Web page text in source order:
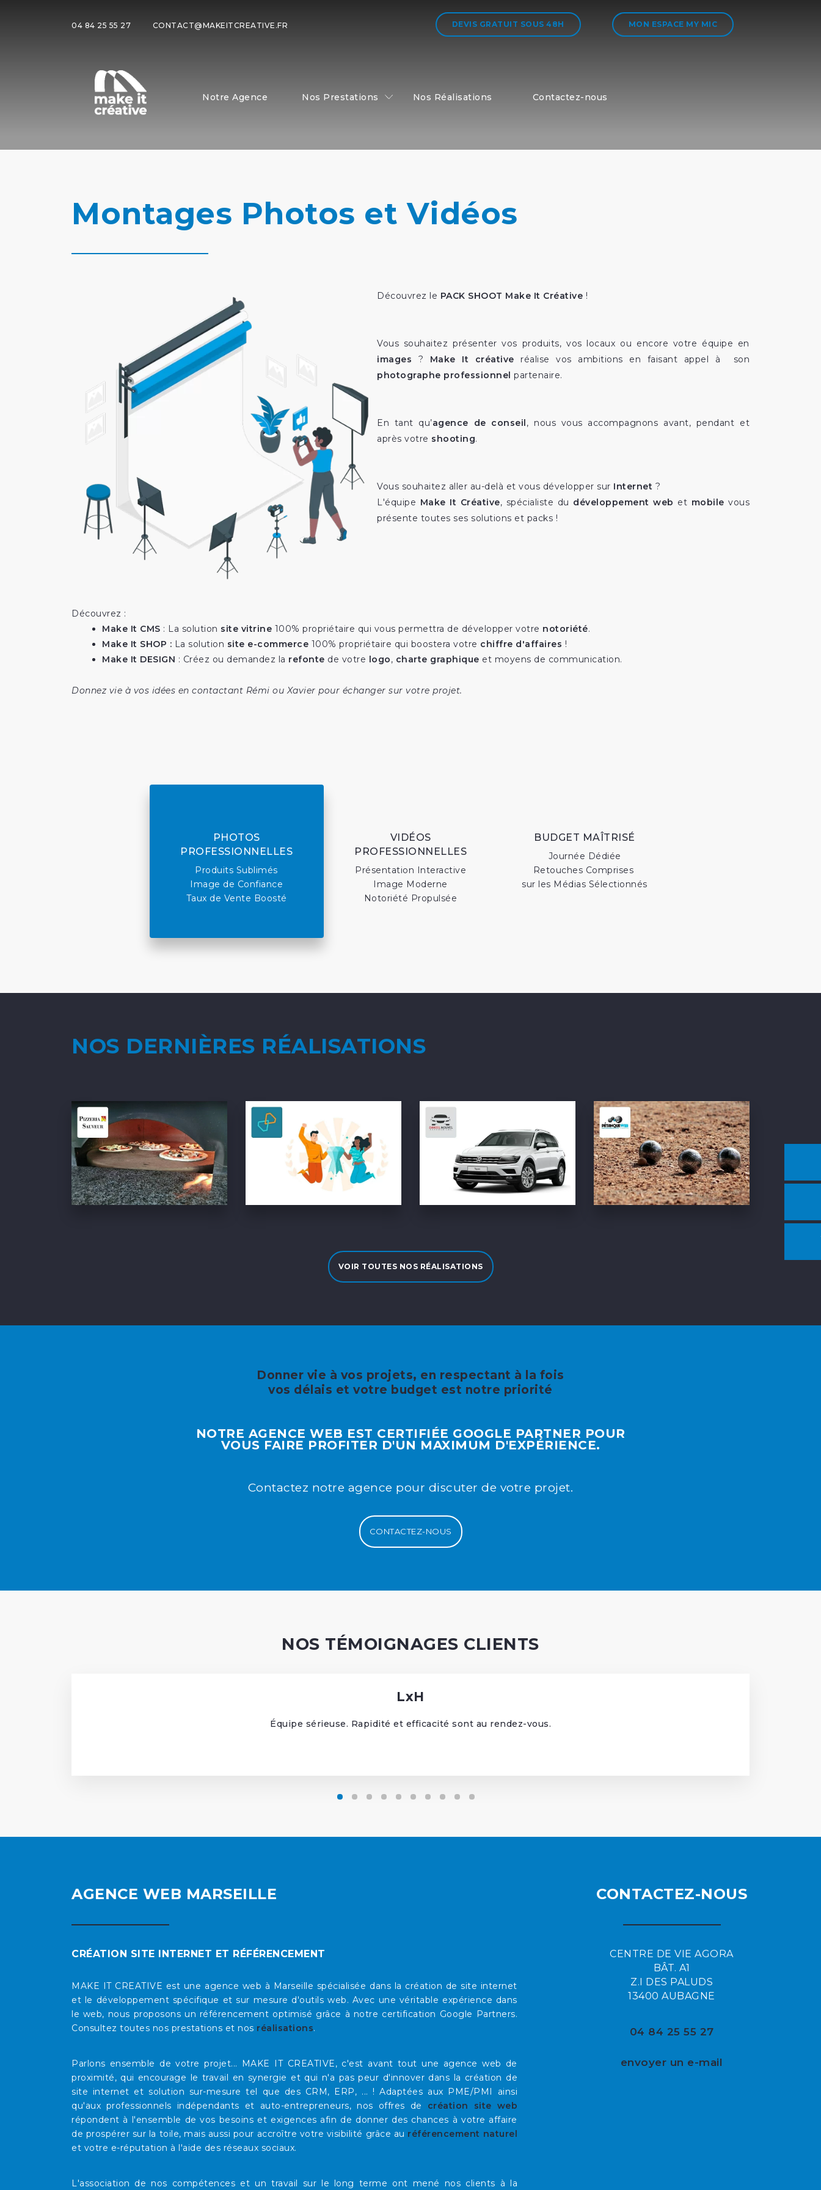
04 84 25 55 27 CONTACT@MAKEITCREATIVE.FR DEVIS GRATUIT SOUS 48H MON ESPACE MY MIC
Notre Agence Nos Prestations Nos Réalisations Contactez-nous
Montages Photos et Vidéos
Découvrez le PACK SHOOT Make It Créative !
Vous souhaitez présenter vos produits, vos locaux ou encore votre équipe en
images ? Make It créative réalise vos ambitions en faisant appel à son
photographe professionnel partenaire.
En tant qu’agence de conseil, nous vous accompagnons avant, pendant et
après votre shooting.
Vous souhaitez aller au-delà et vous développer sur Internet ?
L'équipe Make It Créative, spécialiste du développement web et mobile vous
présente toutes ses solutions et packs !
Découvrez :
Make It CMS : La solution site vitrine 100% propriétaire qui vous permettra de développer votre notoriété.
Make It SHOP : La solution site e-commerce 100% propriétaire qui boostera votre chiffre d'affaires !
Make It DESIGN : Créez ou demandez la refonte de votre logo, charte graphique et moyens de communication.
Donnez vie à vos idées en contactant Rémi ou Xavier pour échanger sur votre projet.
PHOTOS
PROFESSIONNELLES
Produits Sublimés
Image de Confiance
Taux de Vente Boosté
VIDÉOS
PROFESSIONNELLES
Présentation Interactive
Image Moderne
Notoriété Propulsée
BUDGET MAÎTRISÉ
Journée Dédiée
Retouches Comprises
sur les Médias Sélectionnés
NOS DERNIÈRES RÉALISATIONS
VOIR TOUTES NOS RÉALISATIONS
Donner vie à vos projets, en respectant à la fois
vos délais et votre budget est notre priorité
NOTRE AGENCE WEB EST CERTIFIÉE GOOGLE PARTNER POUR
VOUS FAIRE PROFITER D'UN MAXIMUM D'EXPÉRIENCE.
Contactez notre agence pour discuter de votre projet.
CONTACTEZ-NOUS
NOS TÉMOIGNAGES CLIENTS
LxH
Équipe sérieuse. Rapidité et efficacité sont au rendez-vous.
AGENCE WEB MARSEILLE
CRÉATION SITE INTERNET ET RÉFÉRENCEMENT
MAKE IT CREATIVE est une agence web à Marseille spécialisée dans la création de site internet
et le développement spécifique et sur mesure d'outils web. Avec une véritable expérience dans
le web, nous proposons un référencement optimisé grâce à notre certification Google Partners.
Consultez toutes nos prestations et nos réalisations.
Parlons ensemble de votre projet... MAKE IT CREATIVE, c'est avant tout une agence web de
proximité, qui encourage le travail en synergie et qui n'a pas peur d'innover dans la création de
site internet et solution sur-mesure tel que des CRM, ERP, ... ! Adaptées aux PME/PMI ainsi
qu'aux professionnels indépendants et auto-entrepreneurs, nos offres de création site web
répondent à l'ensemble de vos besoins et exigences afin de donner des chances à votre affaire
de prospérer sur la toile, mais aussi pour accroître votre visibilité grâce au référencement naturel
et votre e-réputation à l'aide des réseaux sociaux.
L'association de nos compétences et un travail sur le long terme ont mené nos clients à la
CONTACTEZ-NOUS
CENTRE DE VIE AGORA
BÂT. A1
Z.I DES PALUDS
13400 AUBAGNE
04 84 25 55 27
envoyer un e-mail